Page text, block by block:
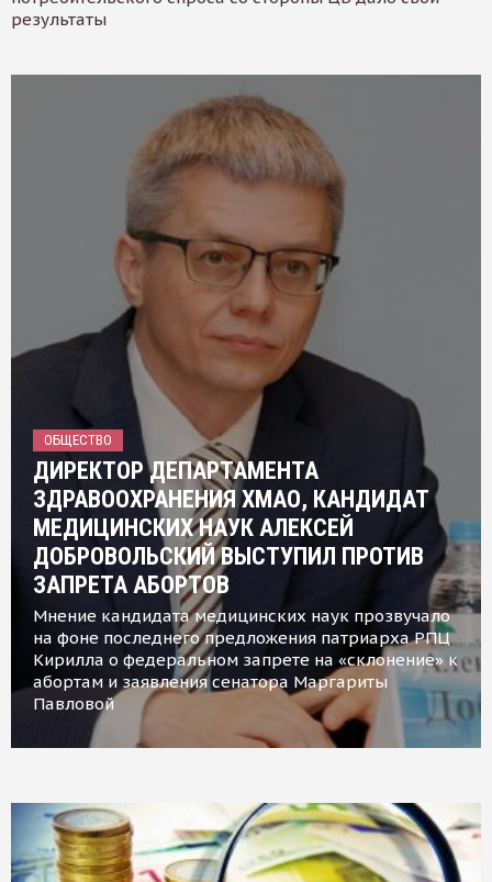
результаты
ОБЩЕСТВО
ДИРЕКТОР ДЕПАРТАМЕНТА
ЗДРАВООХРАНЕНИЯ ХМАО, КАНДИДАТ
МЕДИЦИНСКИХ НАУК АЛЕКСЕЙ
ДОБРОВОЛЬСКИЙ ВЫСТУПИЛ ПРОТИВ
ЗАПРЕТА АБОРТОВ
Мнение кандидата медицинских наук прозвучало
на фоне последнего предложения патриарха РПЦ
Кирилла о федеральном запрете на «склонение» к
абортам и заявления сенатора Маргариты
Павловой